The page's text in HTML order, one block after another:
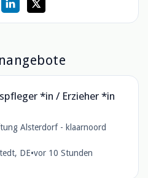
*in / Erzieher *in
Alsterdorf - klaarnoord
DE•vor 10 Stunden